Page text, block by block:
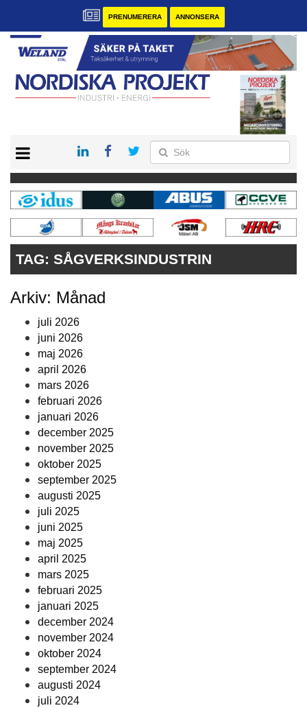
PRENUMERERA ANNONSERA
KONTAKT
VÅRA ANDRA MAGASIN
PRENUMERERA
ANNONSERA
TAG: SÅGVERKSINDUSTRIN
Arkiv: Månad
juli 2026
juni 2026
maj 2026
april 2026
mars 2026
februari 2026
januari 2026
december 2025
november 2025
oktober 2025
september 2025
augusti 2025
juli 2025
juni 2025
maj 2025
april 2025
mars 2025
februari 2025
januari 2025
december 2024
november 2024
oktober 2024
september 2024
augusti 2024
juli 2024